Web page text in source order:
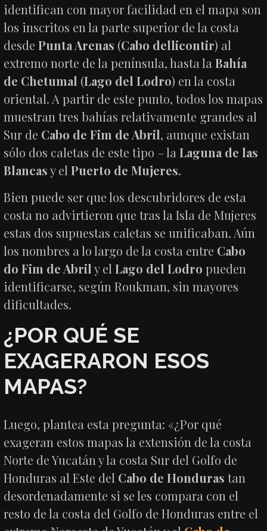
identifican con mayor facilidad en el mapa son
los inscritos en la parte superior de la costa
desdePunta Arenas (Cabo dellicontir) al
extremo norte de la península, hasta laBahía
de Chetumal (Lago del Lodro) en la costa
oriental. A partir de este punto, todos los mapas
muestran tres bahías relativamente grandes al
Sur de Cabo de Fim de Abril, aunque existan
sólo dos caletas de este tipo – laLaguna de las
Blancasy elPuerto de Mujeres.
Bien puede ser que los descubridores de esta
costa no advirtieron que tras la Isla de Mujeres
estas dos supuestas caletas se unificaban. Aún
los nombres a lo largo de la costa entre Cabo
do Fim de Abril y elLago del Lodro pueden
identificarse, según Roukman, sin mayores
dificultades.
¿POR QUÉ SE
EXAGERARON ESOS
MAPAS?
Luego, plantea esta pregunta: «¿Por qué
exageran estos mapas la extensión de la costa
Norte de Yucatán y la costa Sur del Golfo de
Honduras al Este del Cabo de Honduras tan
desordenadamente si se les compara con el
resto de la costa del Golfo de Honduras entre el